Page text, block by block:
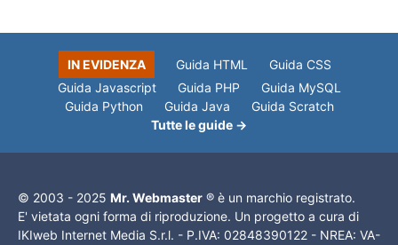
IN EVIDENZA Guida HTML
Guida CSS
Guida Javascript
Guida PHP
Guida MySQL
Guida Python
Guida Java
Guida Scratch
Tutte le guide →
© 2003 - 2025 Mr. Webmaster ® è un marchio registrato.
E' vietata ogni forma di riproduzione. Un progetto a cura di
IKIweb Internet Media S.r.l. - P.IVA: 02848390122 - NREA: VA-